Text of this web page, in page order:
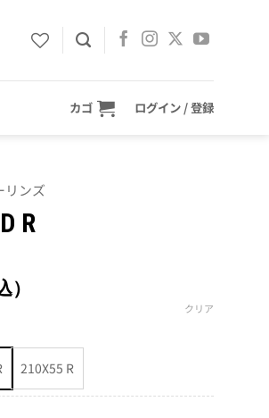
カゴ ログイン / 登録
リンズ
R
）
210X55 R
クリア